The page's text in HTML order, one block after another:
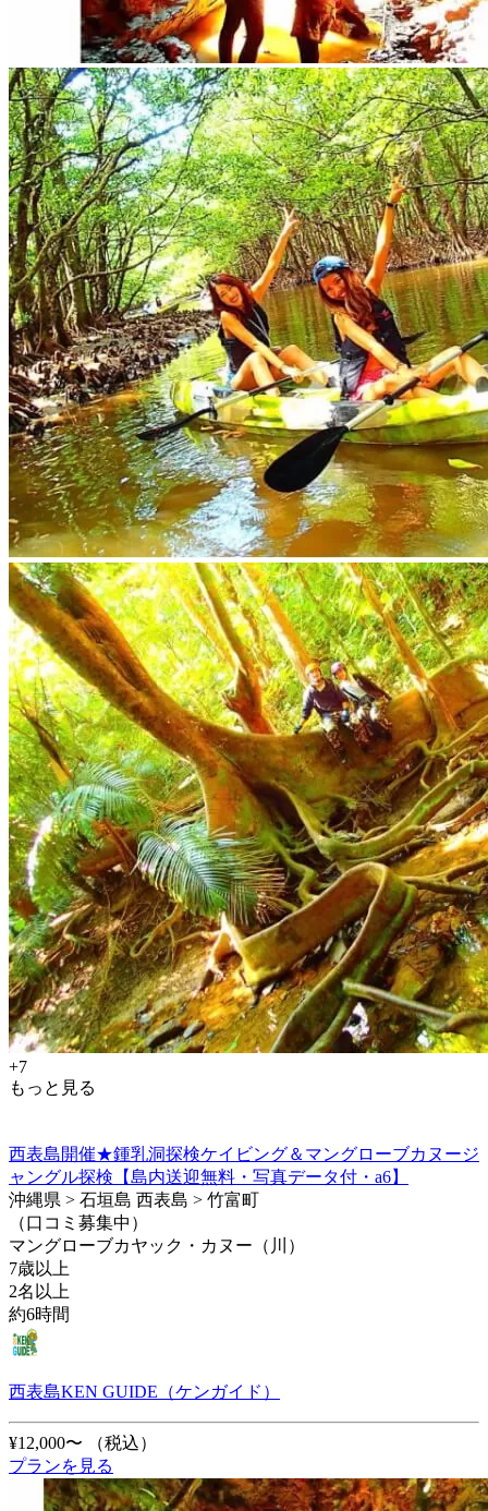
+7
もっと見る
西表島開催★鍾乳洞探検ケイビング＆マングローブカヌージ
ャングル探検【島内送迎無料・写真データ付・a6】
沖縄県 > 石垣島 西表島 > 竹富町
（口コミ募集中）
マングローブカヤック・カヌー（川）
7歳以上
2名以上
約6時間
西表島KEN GUIDE（ケンガイド）
¥12,000〜
（税込）
プランを見る